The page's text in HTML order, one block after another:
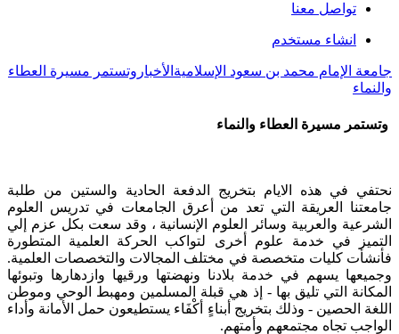
تواصل معنا
انشاء مستخدم
جامعة الإمام محمد بن سعود الإسلامية الأخبار وتستمر مسيرة العطاء
والنماء
وتستمر مسيرة العطاء والنماء
نحتفي في هذه الايام بتخريج الدفعة الحادية والستين من طلبة
جامعتنا العريقة التي تعد من أعرق الجامعات في تدريس العلوم
الشرعية والعربية وسائر العلوم الإنسانية ، وقد سعت بكل عزم إلي
التميز في خدمة علوم أخرى لتواكب الحركة العلمية المتطورة
فأنشأت كليات متخصصة في مختلف المجالات والتخصصات العلمية.
وجميعها يسهم في خدمة بلادنا ونهضتها ورقيها وازدهارها وتبوئها
المكانة التي تليق بها - إذ هي قبلة المسلمين ومهبط الوحي وموطن
اللغة الحصين - وذلك بتخريج أبناءٍ أكْفَاء يستطيعون حمل الأمانة وأداء
الواجب تجاه مجتمعهم وأمتهم.